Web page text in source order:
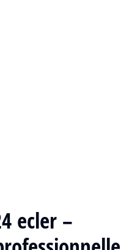
ecler –